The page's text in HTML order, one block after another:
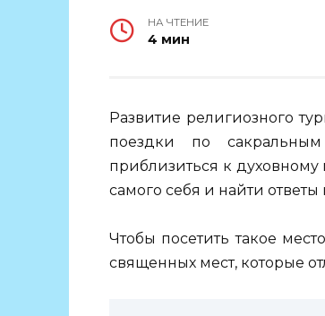
НА ЧТЕНИЕ
4 мин
Развитие религиозного
поездки по сакральным
приблизиться к духовному
самого себя и найти
Чтобы посетить такое
священных мест, которые